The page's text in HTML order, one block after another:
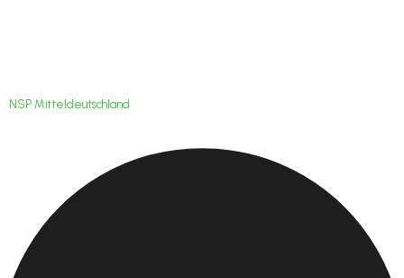
NSP Mitteldeutschland